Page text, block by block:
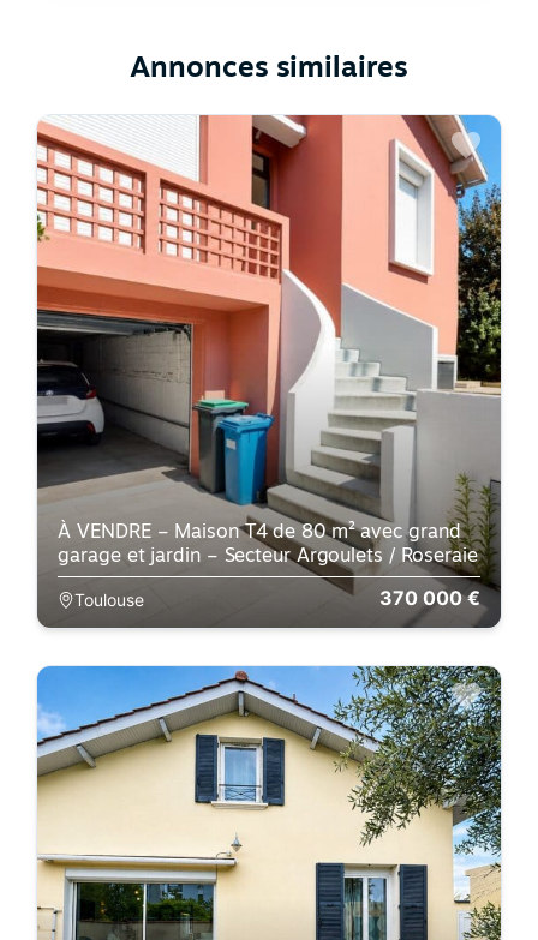
Annonces similaires
370 000 €
À VENDRE – Maison T4 de 80 m² avec grand
garage et jardin – Secteur Argoulets / Roseraie
Toulouse